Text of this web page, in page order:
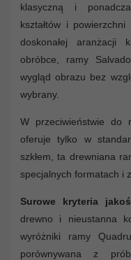
klasyczną i
kształtów i
doskonałej aranżacji
obróbce, ramy
wygląd obrazu bez
wybrany.
W przeciwieństwie do
oferuje tylko w
szkłem, ta drewniana
specjalnych formatach i
Surowe kryteria
drewno i nieustanna
wyróżniki ramy
porównywana z